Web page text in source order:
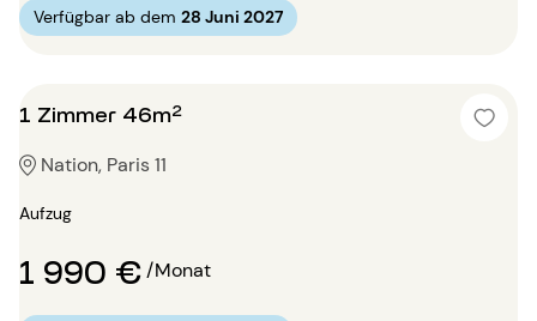
Verfügbar ab dem 28 Juni 2027
1 Zimmer 46m²
Nation, Paris 11
Aufzug
1 990 €/Monat